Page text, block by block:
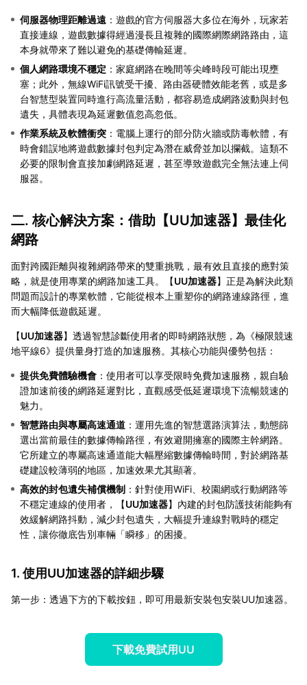
伺服器物理距離過遠 ：遊戲的官方伺服器大多位在海外，玩家若
直接連線，遊戲數據得經過漫長且複雜的國際網際網路路由，這
本身就帶來了難以避免的基礎傳輸延遲。
個人網路環境不穩定 ：家庭網路在晚間等尖峰時段可能出現壅
塞；此外，無線WiFi訊號受干擾、路由器硬體效能老舊，或是多
台智慧型裝置同時進行高流量活動，都容易造成網路波動與封包
遺失，具體表現為延遲數值忽高忽低。
作業系統及軟體衝突 ：電腦上運行的部分防火牆或防毒軟體，有
時會錯誤地將遊戲數據封包判定為潛在威脅並加以攔截。這類不
必要的限制會直接加劇網路延遲，甚至導致遊戲完全無法連上伺
服器。
二. 核心解決方案：借助【UU加速器】最佳化
網路
面對跨國距離與複雜網路帶來的雙重挑戰，最有效且直接的應對策
略，就是使用專業的網路加速工具。【UU加速器】正是為解決此類
問題而設計的專業軟體，它能從根本上重塑你的網路連線路徑，進
而大幅降低遊戲延遲。
【UU加速器】透過智慧診斷使用者的即時網路狀態，為《極限競速
地平線6》提供量身打造的加速服務。其核心功能與優勢包括：
提供免費體驗機會 ：使用者可以享受限時免費加速服務，親自驗
證加速前後的網路延遲對比，直觀感受低延遲環境下流暢競速的
魅力。
智慧路由與專屬高速通道 ：運用先進的智慧選路演算法，動態篩
選出當前最佳的數據傳輸路徑，有效避開擁塞的國際主幹網路。
它所建立的專屬高速通道能大幅壓縮數據傳輸時間，對於網路基
礎建設較薄弱的地區，加速效果尤其顯著。
高效的封包遺失補償機制 ：針對使用WiFi、校園網或行動網路等
不穩定連線的使用者，【UU加速器】內建的封包防護技術能夠有
效緩解網路抖動，減少封包遺失，大幅提升連線對戰時的穩定
性，讓你徹底告別車輛「瞬移」的困擾。
1. 使用UU加速器的詳細步驟
第一步：透過下方的下載按鈕，即可用最新安裝包安裝UU加速器。
下載免費試用UU